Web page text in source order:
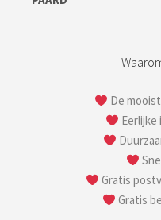
De
Gratis
Gratis